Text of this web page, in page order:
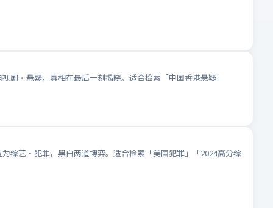
剧·悬疑，真相在最后一刻揭晓。适合检索「中国香港悬疑」
综艺·犯罪，黑白两道博弈。适合检索「美国犯罪」「2024高分综